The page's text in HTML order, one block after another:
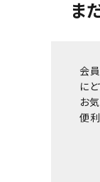
ま
会
に
お
便利